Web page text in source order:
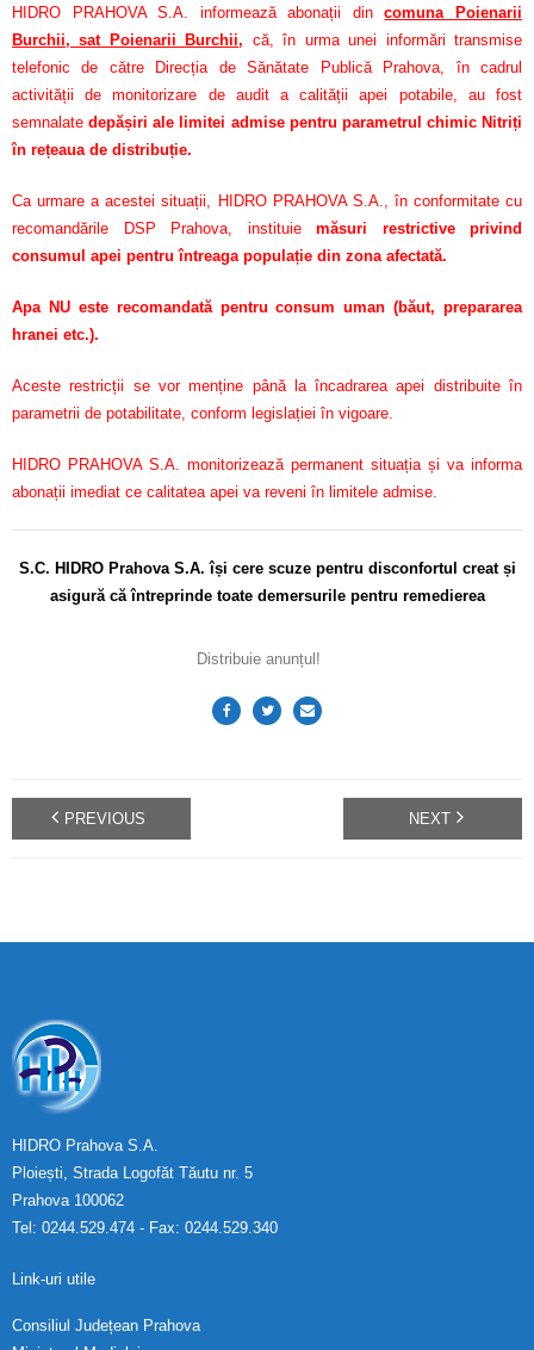
HIDRO PRAHOVA S.A. informează abonații dincomuna Poienarii
Burchii, sat Poienarii Burchii, că, în urma unei informări transmise
telefonic de către Direcția de Sănătate Publică Prahova, în cadrul
activității de monitorizare de audit a calității apei potabile, au fost
semnalatedepășiri ale limitei admise pentru parametrul chimic Nitriți
în rețeaua de distribuție.
Ca urmare a acestei situații, HIDRO PRAHOVA S.A., în conformitate cu
recomandările DSP Prahova, instituie măsuri restrictive privind
consumul apei pentru întreaga populație din zona afectată.
Apa NU este recomandată pentru consum uman (băut, prepararea
hranei etc.).
Aceste restricții se vor menține până la încadrarea apei distribuite în
parametrii de potabilitate, conform legislației în vigoare.
HIDRO PRAHOVA S.A. monitorizează permanent situația și va informa
abonații imediat ce calitatea apei va reveni în limitele admise.
S.C. HIDRO Prahova S.A. își cere scuze pentru disconfortul creat și
asigură că întreprinde toate demersurile pentru remedierea
Distribuie anunțul!
PREVIOUS NEXT
HIDRO Prahova S.A.
Ploiești, Strada Logofăt Tăutu nr. 5
Prahova 100062
Tel: 0244.529.474 - Fax: 0244.529.340
Link-uri utile
Consiliul Județean Prahova